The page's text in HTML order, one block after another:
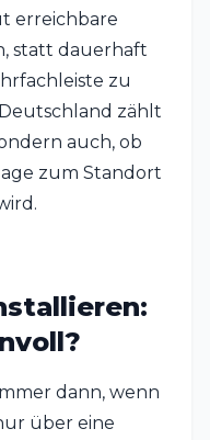
erreichbare
statt dauerhaft
zu
zählt
auch, ob
zum Standort
dann, wenn
über eine